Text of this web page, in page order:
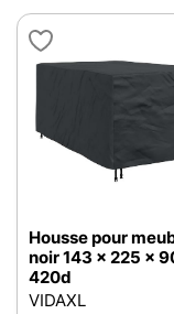
Housse pour
noir 143 x 225 x
420d
VIDAXL